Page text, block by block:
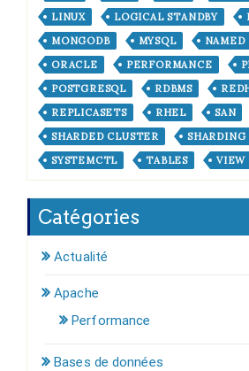
LINUX
LOGICAL STANDBY
MONGODB
MYSQL NAMED
ORACLE
PERFORMANCE
POSTGRESQL
RDBMS
REPLICASETS
RHEL SAN
SHARDED CLUSTER
SHARDING
SYSTEMCTL
TABLES VIEW
Catégories
Actualité
Apache
Performance
Bases de données